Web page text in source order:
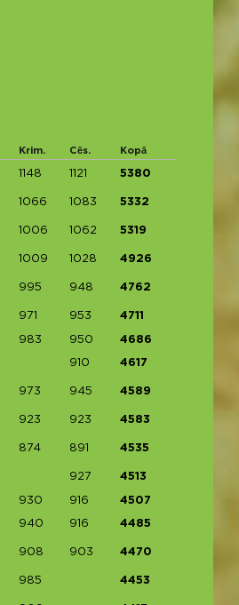
Krim. Cēs. Kopā
1148 1121 5380
1066 1083 5332
1006 1062 5319
1009 1028 4926
995 948 4762
971 953 4711
983 950 4686
910 4617
973 945 4589
923 923 4583
874 891 4535
927 4513
930 916 4507
940 916 4485
908 903 4470
985 4453